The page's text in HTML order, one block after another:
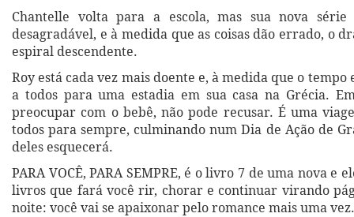
Chantelle volta para a escola, mas sua nova
desagradável, e à medida que as coisas dão errado, o
espiral descendente.
Roy está cada vez mais doente e, à medida que o
a todos para uma estadia em sua casa na Grécia.
preocupar com o bebê, não pode recusar. É uma
todos para sempre, culminando num Dia de Ação de
deles esquecerá.
PARA VOCÊ, PARA SEMPRE, é o livro 7 de uma nova e
livros que fará você rir, chorar e continuar virando
noite: você vai se apaixonar pelo romance mais uma vez.